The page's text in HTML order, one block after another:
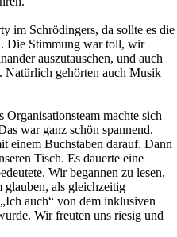
im Schrödingers, da sollte es die
Die Stimmung war toll, wir
auszutauschen, und auch
Natürlich gehörten auch Musik
machte sich
war ganz schön spannend.
einem Buchstaben darauf. Dann
Tisch. Es dauerte eine
Wir begannen zu lesen,
glauben, als gleichzeitig
auch“ von dem inklusiven
Wir freuten uns riesig und